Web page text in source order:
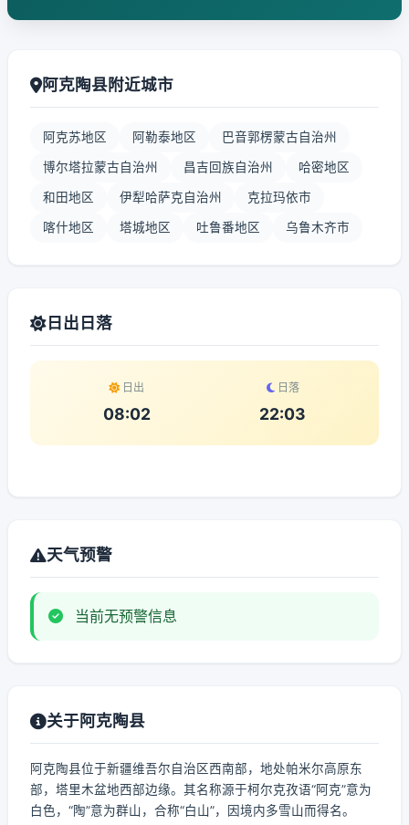
阿克陶县附近城市
阿克苏地区 阿勒泰地区 巴音郭楞蒙古自治州
博尔塔拉蒙古自治州 昌吉回族自治州 哈密地区
和田地区 伊犁哈萨克自治州 克拉玛依市
喀什地区 塔城地区 吐鲁番地区 乌鲁木齐市
日出日落
日出
08:02
日落
22:03
天气预警
当前无预警信息
关于阿克陶县
阿克陶县位于新疆维吾尔自治区西南部，地处帕米尔高原东
部，塔里木盆地西部边缘。其名称源于柯尔克孜语“阿克”意为
白色，“陶”意为群山，合称“白山”，因境内多雪山而得名。